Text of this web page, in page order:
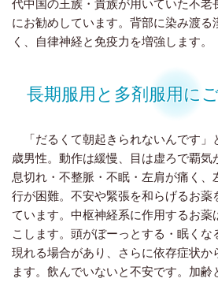
代中国の王族・貴族が用いていた不老
にお勧めしています。背部に染み渡る
く、自律神経と免疫力を増強します。
長期服用と多剤服用に
「だるくて朝起きられないんです」
歳男性。動作は緩慢、目は虚ろで覇気
息切れ・不整脈・不眠・左肩が痛く、
行が困難。不安や緊張を和らげるお薬
ています。中枢神経系に作用するお薬
こします。頭がぼーっとする・眠く
現れる場合があり、さらに依存症状か
ます。飲んでいないと不安です。加